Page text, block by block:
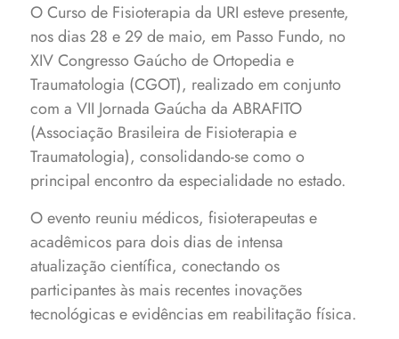
O Curso de Fisioterapia da URI esteve presente,
nos dias 28 e 29 de maio, em Passo Fundo, no
XIV Congresso Gaúcho de Ortopedia e
Traumatologia (CGOT), realizado em conjunto
com a VII Jornada Gaúcha da ABRAFITO
(Associação Brasileira de Fisioterapia e
Traumatologia), consolidando-se como o
principal encontro da especialidade no estado.
O evento reuniu médicos, fisioterapeutas e
acadêmicos para dois dias de intensa
atualização científica, conectando os
participantes às mais recentes inovações
tecnológicas e evidências em reabilitação física.